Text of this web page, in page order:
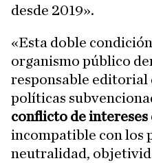
desde 2019».
«Esta doble
organismo público
responsable editorial
políticas
conflicto de
incompatible con los
neutralidad,